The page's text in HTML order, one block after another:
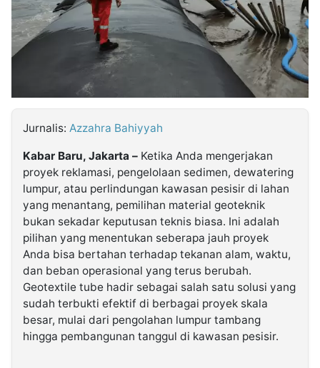
Follow
Kabarbaru
Kabarbaru.co
2026
Kabarbaru
Media
Holding
Jurnalis: Azzahra Bahiyyah
Kabar Baru, Jakarta – Ketika Anda mengerjakan
proyek reklamasi, pengelolaan sedimen, dewatering
lumpur, atau perlindungan kawasan pesisir di lahan
yang menantang, pemilihan material geoteknik
bukan sekadar keputusan teknis biasa. Ini adalah
pilihan yang menentukan seberapa jauh proyek
Anda bisa bertahan terhadap tekanan alam, waktu,
dan beban operasional yang terus berubah.
Geotextile tube hadir sebagai salah satu solusi yang
sudah terbukti efektif di berbagai proyek skala
besar, mulai dari pengolahan lumpur tambang
hingga pembangunan tanggul di kawasan pesisir.